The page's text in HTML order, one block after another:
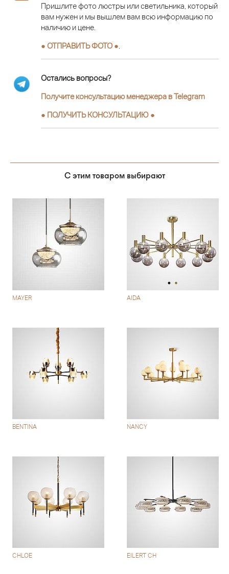
Пришлите фото люстры или светильника, который
вам нужен и мы вышлем вам всю информацию по
наличию и цене.
● ОТПРАВИТЬ ФОТО ●
Остались вопросы?
Получите консультацию менеджера в Telegram
● ПОЛУЧИТЬ КОНСУЛЬТАЦИЮ ●
С этим товаром выбирают
MAYER AIDA
BENTINA NANCY
CHLOE EILERT CH